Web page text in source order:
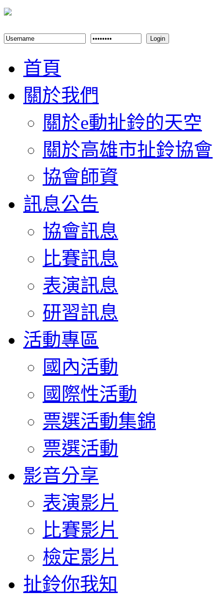
Login
首頁
關於我們
關於e動扯鈴的天空
關於高雄市扯鈴協會
協會師資
訊息公告
協會訊息
比賽訊息
表演訊息
研習訊息
活動專區
國內活動
國際性活動
票選活動集錦
票選活動
影音分享
表演影片
比賽影片
檢定影片
扯鈴你我知